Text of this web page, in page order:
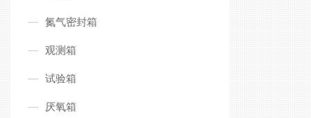
氮气密封箱
观测箱
试验箱
厌氧箱